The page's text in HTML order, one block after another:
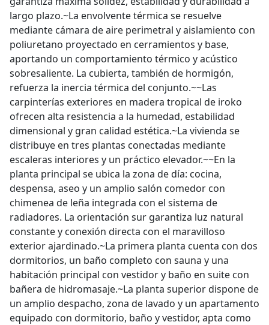
largo plazo.~La envolvente térmica se resuelve
mediante cámara de aire perimetral y aislamiento con
poliuretano proyectado en cerramientos y base,
aportando un comportamiento térmico y acústico
sobresaliente. La cubierta, también de hormigón,
refuerza la inercia térmica del conjunto.~~Las
carpinterías exteriores en madera tropical de iroko
ofrecen alta resistencia a la humedad, estabilidad
dimensional y gran calidad estética.~La vivienda se
distribuye en tres plantas conectadas mediante
escaleras interiores y un práctico elevador.~~En la
planta principal se ubica la zona de día: cocina,
despensa, aseo y un amplio salón comedor con
chimenea de leña integrada con el sistema de
radiadores. La orientación sur garantiza luz natural
constante y conexión directa con el maravilloso
exterior ajardinado.~La primera planta cuenta con dos
dormitorios, un baño completo con sauna y una
habitación principal con vestidor y baño en suite con
bañera de hidromasaje.~La planta superior dispone de
un amplio despacho, zona de lavado y un apartamento
equipado con dormitorio, baño y vestidor, apta como